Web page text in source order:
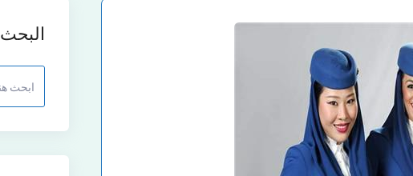
البحث